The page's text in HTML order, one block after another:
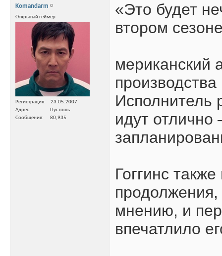
Komandarm
Открытый геймер
Регистрация
23.05.2007
Адрес
Пустошь
Сообщения
80,935
«Это будет
втором
мериканский
Исполнитель
идут
Гоггинс
мнению, и
впечатлило